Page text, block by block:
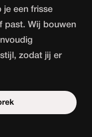
je een frisse
past. Wij bouwen
zodat jij er